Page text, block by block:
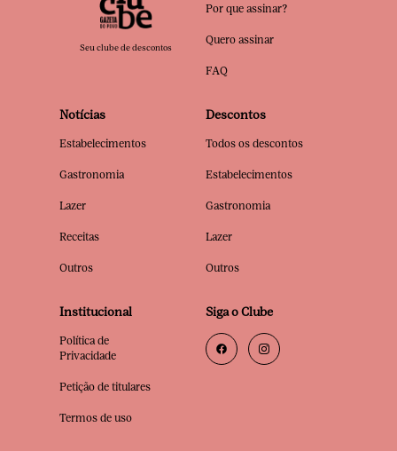
Seu clube de descontos
Por que assinar?
Quero assinar
FAQ
Notícias
Estabelecimentos
Gastronomia
Lazer
Receitas
Outros
Descontos
Todos os descontos
Estabelecimentos
Gastronomia
Lazer
Outros
Institucional
Política de
Privacidade
Petição de titulares
Termos de uso
Siga o Clube